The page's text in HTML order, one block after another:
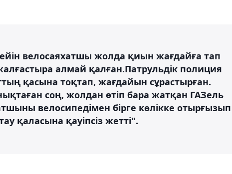
велосаяхатшы жолда қиын жағдайға тап
алмай қалған.Патрульдік полиция
қасына тоқтап, жағдайын сұрастырған.
соң, жолдан өтіп бара жатқан ГАЗель
велосипедімен бірге көлікке отырғызып
қаласына қауіпсіз жетті".